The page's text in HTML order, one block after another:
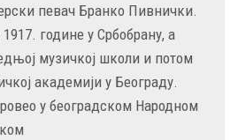
певач Бранко Пивнички.
године у Србобрану, а
музичкој школи и потом
академији у Београду.
у београдском Народном